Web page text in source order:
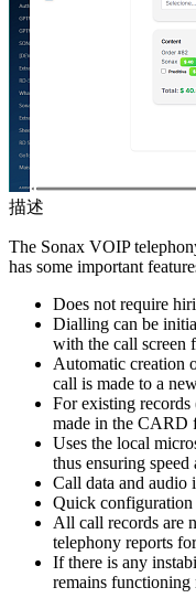
描述
The Sonax VOIP
has some important
Does not require
Dialling can be
with the call screen
Automatic creation
call is made to a
For existing
made in the CARD
Uses the local
thus ensuring
Call data and
Quick configuration
All call records are
telephony reports
If there is any
remains functioning